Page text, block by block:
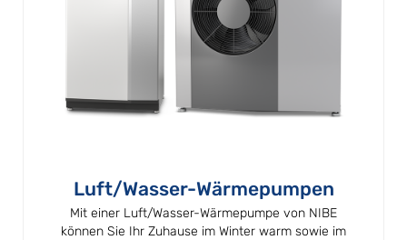
Luft/Wasser-Wärmepumpen
Mit einer Luft/Wasser-Wärmepumpe von NIBE
können Sie Ihr Zuhause im Winter warm sowie im